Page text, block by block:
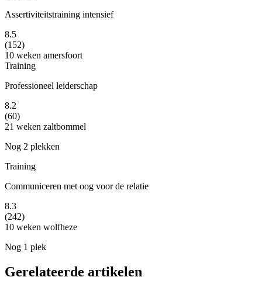
Assertiviteitstraining intensief
8.5
(152)
10 weken amersfoort
Training
Professioneel leiderschap
8.2
(60)
21 weken zaltbommel
Nog 2 plekken
Training
Communiceren met oog voor de relatie
8.3
(242)
10 weken wolfheze
Nog 1 plek
Gerelateerde artikelen